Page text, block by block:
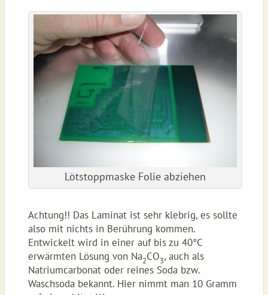
Lötstoppmaske Folie abziehen
Achtung!! Das Laminat ist sehr klebrig, es sollte
also mit nichts in Berührung kommen.
Entwickelt wird in einer auf bis zu 40°C
erwärmten Lösung von Na2CO3, auch als
Natriumcarbonat oder reines Soda bzw.
Waschsoda bekannt. Hier nimmt man 10 Gramm